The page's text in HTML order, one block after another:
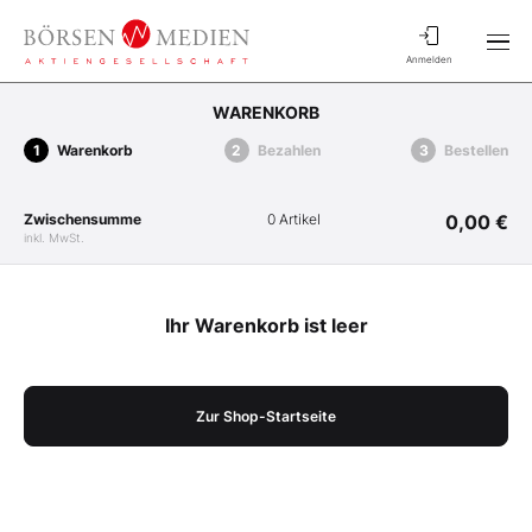
Anmelden
WARENKORB
Warenkorb Bezahlen Bestellen
Zwischensumme
inkl. MwSt.
0 Artikel 0,00 €
Ihr Warenkorb ist leer
Zur Shop-Startseite